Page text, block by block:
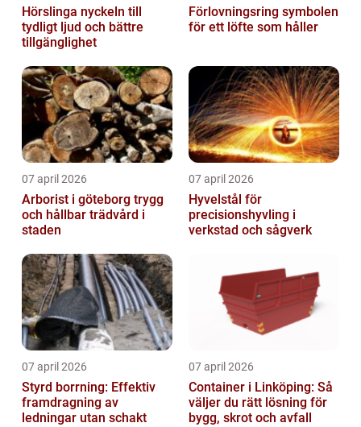
Hörslinga nyckeln till
tydligt ljud och bättre
tillgänglighet
Förlovningsring symbolen
för ett löfte som håller
07 april 2026
Arborist i göteborg trygg
och hållbar trädvård i
staden
07 april 2026
Hyvelstål för
precisionshyvling i
verkstad och sågverk
07 april 2026
Styrd borrning: Effektiv
framdragning av
ledningar utan schakt
07 april 2026
Container i Linköping: Så
väljer du rätt lösning för
bygg, skrot och avfall